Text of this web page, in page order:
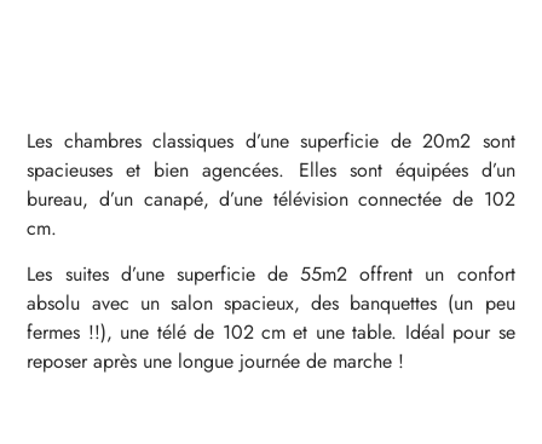
Les chambres classiques d’une superficie de 20m2 sont
spacieuses et bien agencées. Elles sont équipées d’un
bureau, d’un canapé, d’une télévision connectée de 102
cm.
Les suites d’une superficie de 55m2 offrent un confort
absolu avec un salon spacieux, des banquettes (un peu
fermes !!), une télé de 102 cm et une table. Idéal pour se
reposer après une longue journée de marche !